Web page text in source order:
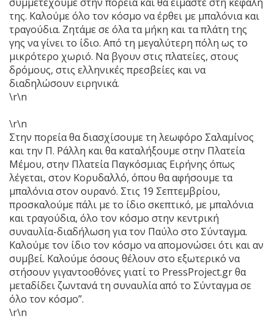
της. Καλούμε όλο τον κόσμο να έρθει με μπαλόνια και
τραγούδια. Ζητάμε σε όλα τα μήκη και τα πλάτη της
γης να γίνει το ίδιο. Από τη μεγαλύτερη πόλη ως το
μικρότερο χωριό. Να βγουν στις πλατείες, στους
δρόμους, στις ελληνικές πρεσβείες και να
διαδηλώσουν ειρηνικά.
\r\n
\r\n
Στην πορεία θα διασχίσουμε τη λεωφόρο Σαλαμίνος
και την Π. Ράλλη και θα καταλήξουμε στην Πλατεία
Μέμου, στην Πλατεία Παγκόσμιας Ειρήνης όπως
λέγεται, στον Κορυδαλλό, όπου θα αφήσουμε τα
μπαλόνια στον ουρανό. Στις 19 Σεπτεμβρίου,
προσκαλούμε πάλι με το ίδιο σκεπτικό, με μπαλόνια
και τραγούδια, όλο τον κόσμο στην κεντρική
συναυλία-διαδήλωση για τον Παύλο στο Σύνταγμα.
Καλούμε τον ίδιο τον κόσμο να απομονώσει ότι και αν
συμβεί. Καλούμε όσους θέλουν στο εξωτερικό να
στήσουν γιγαντοοθόνες γιατί το PressProject.gr θα
μεταδίδει ζωντανά τη συναυλία από το Σύνταγμα σε
όλο τον κόσμο”.
\r\n